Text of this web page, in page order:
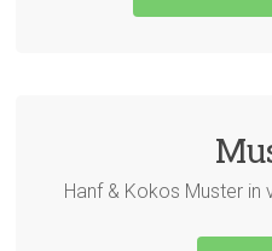
Hanf & Kokos Muster in